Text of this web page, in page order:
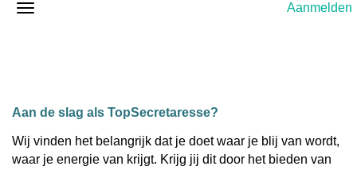
Aanmelden
Aan de slag als TopSecretaresse?
Wij vinden het belangrijk dat je doet waar je blij van wordt,
waar je energie van krijgt. Krijg jij dit door het bieden van